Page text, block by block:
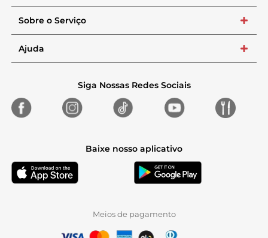
Sobre o Serviço +
Ajuda +
Siga Nossas Redes Sociais
Baixe nosso aplicativo
Meios de pagamento